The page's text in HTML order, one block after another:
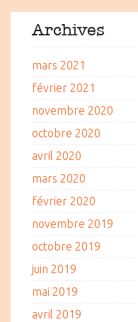
Archives
mars 2021
février 2021
novembre 2020
octobre 2020
avril 2020
mars 2020
février 2020
novembre 2019
octobre 2019
juin 2019
mai 2019
avril 2019